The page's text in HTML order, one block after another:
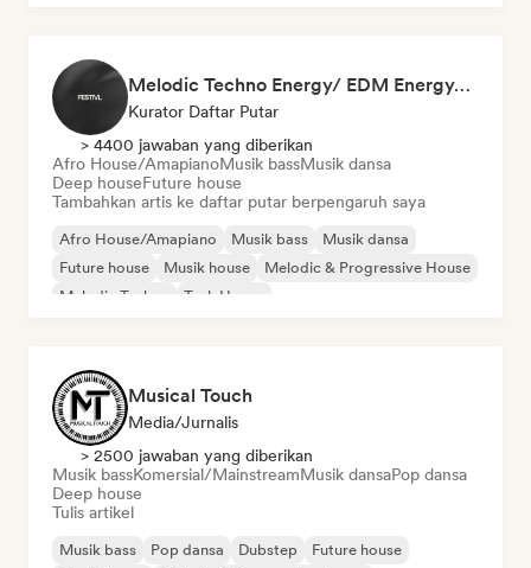
Melodic Techno Energy/ EDM Energy/Techno Masters
Kurator Daftar Putar
> 4400 jawaban yang diberikan
Afro House/AmapianoMusik bassMusik dansa
Deep houseFuture house
Tambahkan artis ke daftar putar berpengaruh saya
Afro House/Amapiano Musik bass
Musik dansa
Future house
Musik house
Melodic & Progressive House
Melodic Techno
Tech House
Musical Touch
Media/Jurnalis
> 2500 jawaban yang diberikan
Musik bassKomersial/MainstreamMusik dansaPop dansa
Deep house
Tulis artikel
Musik bass Pop dansa Dubstep
Future house